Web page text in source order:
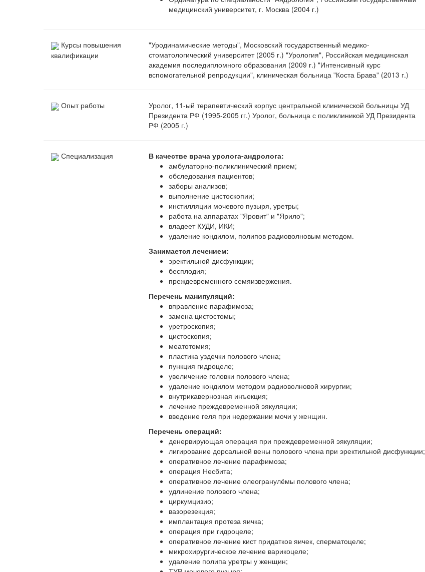
медицинский университет, г. Москва (2004 г.)
Курсы повышения
квалификации
"Уродинамические методы", Московский государственный медико-
стоматологический университет (2005 г.) "Урология", Российская медицинская
академия последипломного образования (2009 г.) "Интенсивный курс
вспомогательной репродукции", клиническая больница "Коста Брава" (2013 г.)
Опыт работы
Уролог, 11-ый терапевтический корпус центральной клинической больницы УД
Президента РФ (1995-2005 гг.) Уролог, больница с поликлиникой УД Президента
РФ (2005 г.)
Специализация
В качестве врача уролога-андролога:
амбулаторно-поликлинический прием;
обследования пациентов;
заборы анализов;
выполнение цистоскопии;
инстилляции мочевого пузыря, уретры;
работа на аппаратах "Яровит" и "Ярило";
владеет КУДИ, ИКИ;
удаление кондилом, полипов радиоволновым методом.
Занимается лечением:
эректильной дисфункции;
бесплодия;
преждевременного семяизвержения.
Перечень манипуляций:
вправление парафимоза;
замена цистостомы;
уретроскопия;
цистоскопия;
меатотомия;
пластика уздечки полового члена;
пункция гидроцеле;
увеличение головки полового члена;
удаление кондилом методом радиоволновой хирургии;
внутрикавернозная инъекция;
лечение преждевременной эякуляции;
введение геля при недержании мочи у женщин.
Перечень операций:
денервирующая операция при преждевременной эякуляции;
лигирование дорсальной вены полового члена при эректильной дисфункции;
оперативное лечение парафимоза;
операция Несбита;
оперативное лечение олеогранулёмы полового члена;
удлинение полового члена;
циркумцизио;
вазорезекция;
имплантация протеза яичка;
операция при гидроцеле;
оперативное лечение кист придатков яичек, сперматоцеле;
микрохирургическое лечение варикоцеле;
удаление полипа уретры у женщин;